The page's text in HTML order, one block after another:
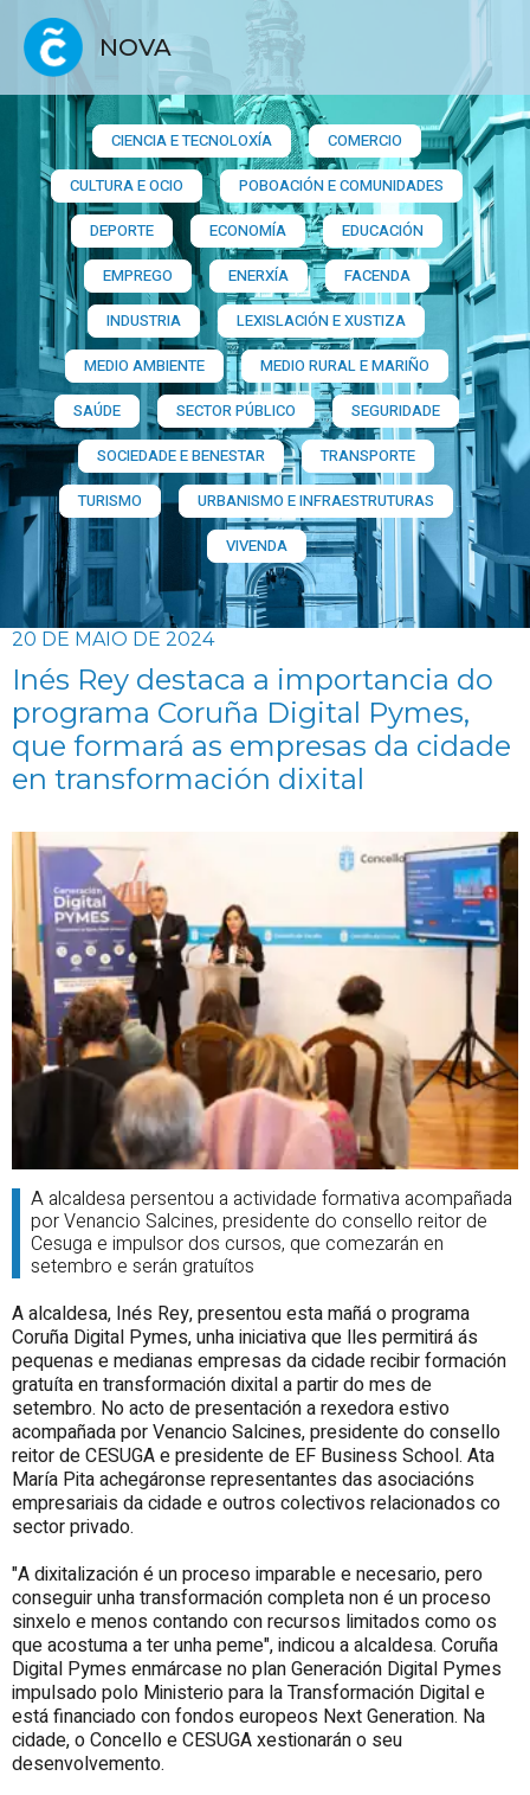
NOVA
CIENCIA E TECNOLOXÍA
COMERCIO
CULTURA E OCIO
POBOACIÓN E COMUNIDADES
DEPORTE
ECONOMÍA
EDUCACIÓN
EMPREGO
ENERXÍA
FACENDA
INDUSTRIA
LEXISLACIÓN E XUSTIZA
MEDIO AMBIENTE
MEDIO RURAL E MARIÑO
SAÚDE
SECTOR PÚBLICO
SEGURIDADE
SOCIEDADE E BENESTAR
TRANSPORTE
TURISMO
URBANISMO E INFRAESTRUTURAS
VIVENDA
20 DE MAIO DE 2024
Inés Rey destaca a importancia do
programa Coruña Digital Pymes,
que formará as empresas da cidade
en transformación dixital
A alcaldesa persentou a actividade formativa acompañada
por Venancio Salcines, presidente do consello reitor de
Cesuga e impulsor dos cursos, que comezarán en
setembro e serán gratuítos
A alcaldesa, Inés Rey, presentou esta mañá o programa
Coruña Digital Pymes, unha iniciativa que lles permitirá ás
pequenas e medianas empresas da cidade recibir formación
gratuíta en transformación dixital a partir do mes de
setembro. No acto de presentación a rexedora estivo
acompañada por Venancio Salcines,presidente do consello
reitorde CESUGA e presidente de EF Business School. Ata
María Pita achegáronse representantes das asociacións
empresariais da cidade e outros colectivos relacionados co
sector privado.
"A dixitalización é un proceso imparable e necesario, pero
conseguir unha transformación completa non é un proceso
sinxelo e menos contando con recursos limitados como os
que acostuma a ter unha peme", indicou a alcaldesa. Coruña
Digital Pymes enmárcase no plan Generación Digital Pymes
impulsado polo Ministerio para la Transformación Digital e
está financiado con fondos europeos Next Generation. Na
cidade, o Concello e CESUGA xestionarán o seu
desenvolvemento.